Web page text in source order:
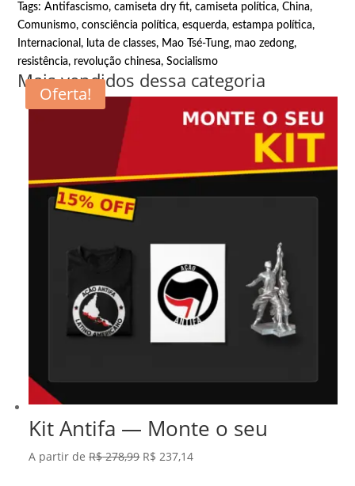
Tags:Antifascismo,camiseta dry fit,camiseta política,China,
Comunismo,consciência política,esquerda,estampa política,
Internacional, luta de classes, Mao Tsé-Tung, mao zedong,
resistência, revolução chinesa,Socialismo
Mais vendidos dessa categoria
Oferta!
Kit Antifa — Monte o seu
A partir deR$278,99 O
R$ 237,14O